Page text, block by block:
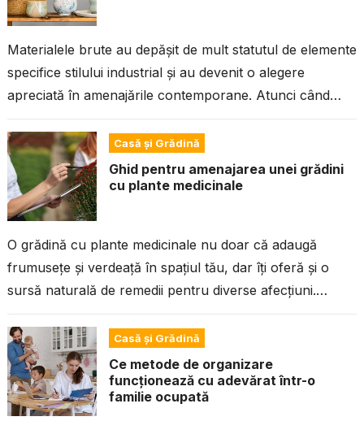
Materialele brute au depășit de mult statutul de elemente
specifice stilului industrial și au devenit o alegere
apreciată în amenajările contemporane. Atunci când
Casă și Grădină
Ghid pentru amenajarea unei grădini
cu plante medicinale
O grădină cu plante medicinale nu doar că adaugă
frumusețe și verdeață în spațiul tău, dar îți oferă și o
sursă naturală de remedii pentru diverse afecțiuni.
Casă și Grădină
Ce metode de organizare
funcționează cu adevărat într-o
familie ocupată